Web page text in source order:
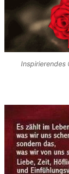
Inspirierendes